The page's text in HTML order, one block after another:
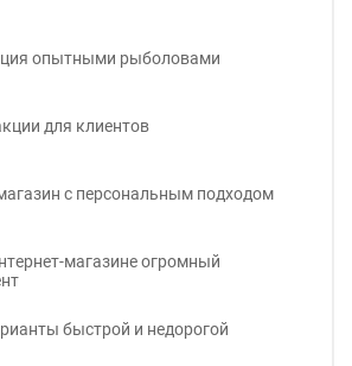
опытными рыболовами
для клиентов
с персональным подходом
магазине огромный
быстрой и недорогой